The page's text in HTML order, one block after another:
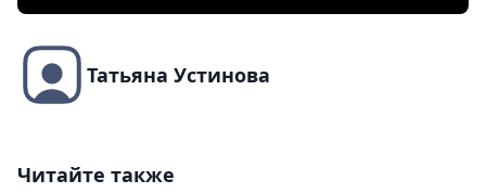
Татьяна Устинова
Читайте также